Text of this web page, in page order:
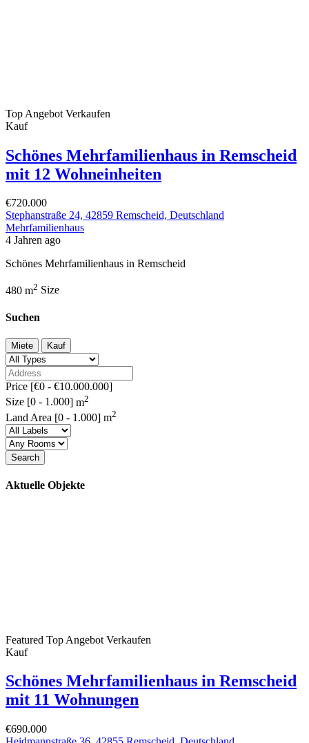
Top Angebot Verkaufen
Kauf
Schönes Mehrfamilienhaus in Remscheid
mit 12 Wohneinheiten
€720.000
Stephanstraße 24, 42859 Remscheid, Deutschland
Mehrfamilienhaus
4 Jahren ago
Schönes Mehrfamilienhaus in Remscheid
480 m2 Size
Suchen
Miete Kauf
Price [€0 - €10.000.000]
Size [0 - 1.000] m2
Land Area [0 - 1.000] m2
Search
Aktuelle Objekte
Featured Top Angebot Verkaufen
Kauf
Schönes Mehrfamilienhaus in Remscheid
mit 11 Wohnungen
€690.000